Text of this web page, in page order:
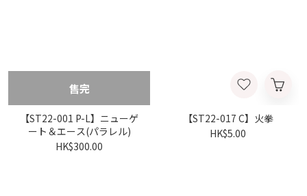
售完
【ST22-001 P-L】ニューゲ
ート＆エース(パラレル)
HK$300.00
【ST22-017 C】火拳
HK$5.00